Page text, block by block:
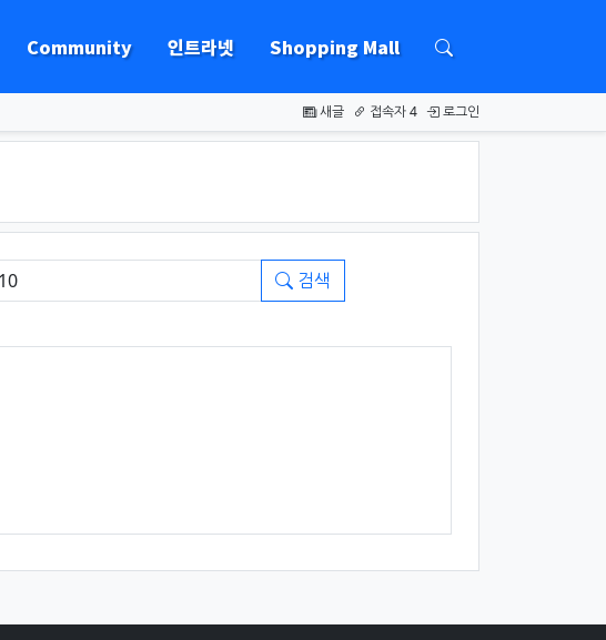
Community 인트라넷 Shopping Mall
새글 접속자 4 로그인
검색